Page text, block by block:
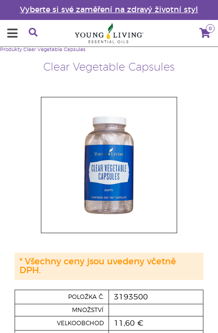
Vyberte si své zaměření na zdravý životní styl
0
Clear Vegetable Capsules
Produkty Clear Vegetable Capsules
POLOŽKA Č. 3193500
MNOŽSTVÍ
VELKOOBCHOD 11,60 €
* Všechny ceny jsou uvedeny včetně
DPH.